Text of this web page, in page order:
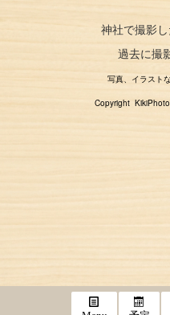
神社で撮影
過去に撮
写真、イラスト
Copyright